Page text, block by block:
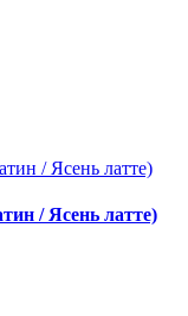
/ Ясень латте)